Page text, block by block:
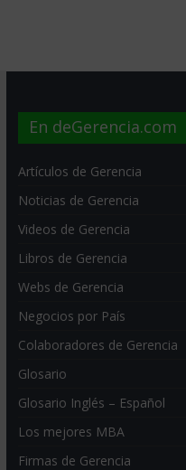
En deGerencia.com
Artículos de Gerencia
Noticias de Gerencia
Videos de Gerencia
Libros de Gerencia
Webs de Gerencia
Negocios por País
Colaboradores de Gerencia
Glosario
Glosario Inglés – Español
Los mejores MBA
Firmas de Gerencia